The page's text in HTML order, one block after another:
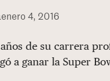
enero 4, 2016
de su carrera
a ganar la Super